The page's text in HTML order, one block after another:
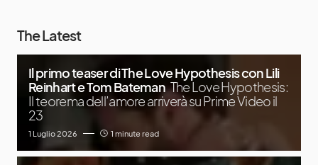
The Latest
Il primo teaser di The Love Hypothesis con Lili
Reinhart e Tom Bateman The Love Hypothesis:
Il teorema dell’amore arriverà su Prime Video il
23
1 Luglio 2026 1 minute read